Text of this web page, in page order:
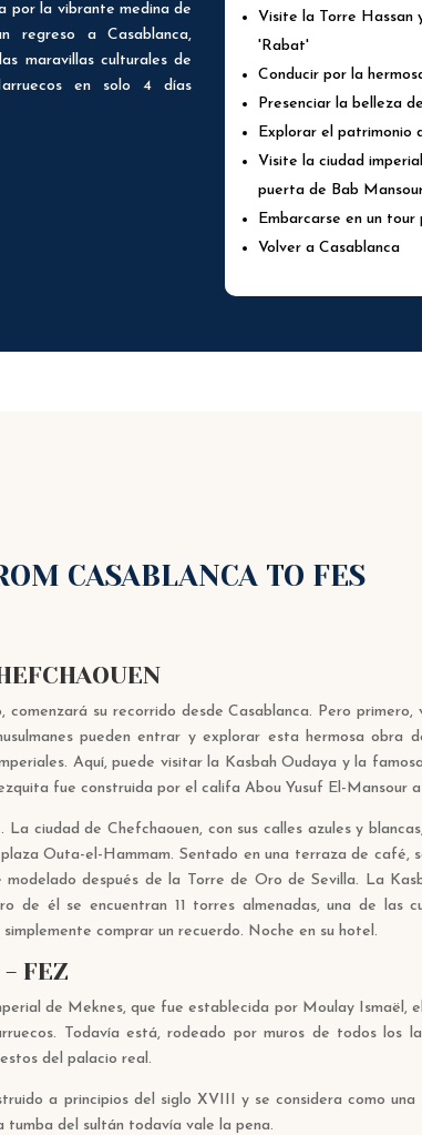
por la vibrante medina de
regreso a Casablanca,
maravillas culturales de
en solo 4 días
Visite la Torre Hassan
'Rabat'
Conducir por la
Presenciar la belleza
Explorar el patrimonio
Visite la ciudad
puerta de Bab
Embarcarse en un
Volver a Casablanca
CASABLANCA TO FES
comenzará su recorrido desde Casablanca. Pero
pueden entrar y explorar esta hermosa obra
Aquí, puede visitar la Kasbah Oudaya y la
fue construida por el califa Abou Yusuf El-Mansour
ciudad de Chefchaouen, con sus calles azules y
Outa-el-Hammam. Sentado en una terraza de
después de la Torre de Oro de Sevilla. La
de él se encuentran 11 torres almenadas, una de las
comprar un recuerdo. Noche en su hotel.
- FEZ
de Meknes, que fue establecida por Moulay
Todavía está, rodeado por muros de todos los
del palacio real.
a principios del siglo XVIII y se considera como
tumba del sultán todavía vale la pena.